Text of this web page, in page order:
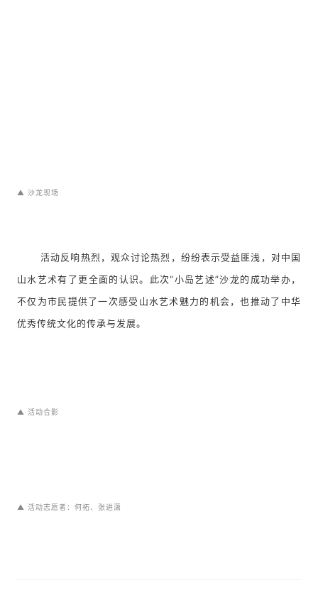
▲沙龙现场
活动反响热烈，观众讨论热烈，纷纷表示受益匪浅，对中国
山水艺术有了更全面的认识。此次“小岛艺述”沙龙的成功举办，
不仅为市民提供了一次感受山水艺术魅力的机会，也推动了中华
优秀传统文化的传承与发展。
▲活动合影
▲ 活动志愿者：何拓、 张进潇